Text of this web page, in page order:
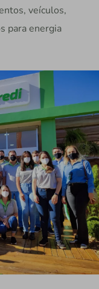
veículos,
para energia